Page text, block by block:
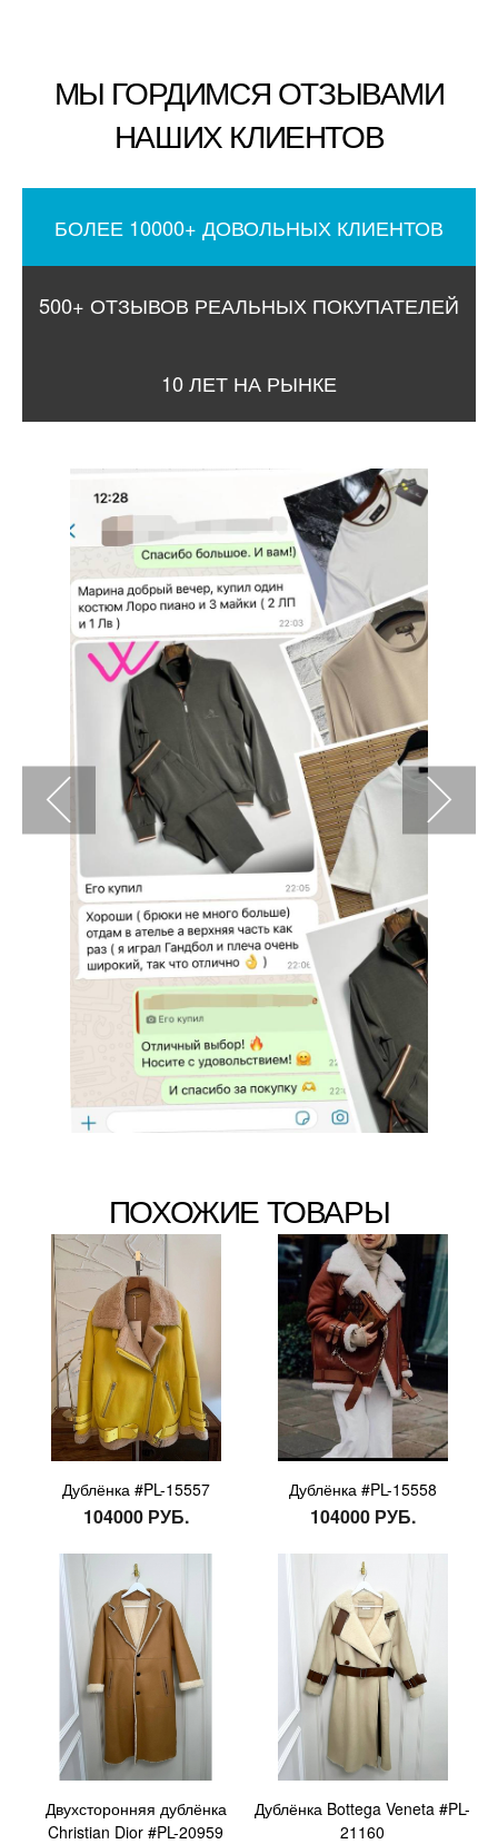
МЫ ГОРДИМСЯ ОТЗЫВАМИ
НАШИХ КЛИЕНТОВ
БОЛЕЕ 10000+ ДОВОЛЬНЫХ КЛИЕНТОВ
500+ ОТЗЫВОВ РЕАЛЬНЫХ ПОКУПАТЕЛЕЙ
10 ЛЕТ НА РЫНКЕ
ПОХОЖИЕ ТОВАРЫ
Дублёнка #PL-15557
104000 РУБ.
Дублёнка #PL-15558
104000 РУБ.
Двухсторонняя дублёнка
Christian Dior #PL-20959
Дублёнка Bottega Veneta #PL-
21160